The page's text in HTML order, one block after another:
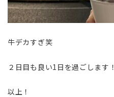
牛デカすぎ笑
２日目も良い1日を過ごします！
以上！